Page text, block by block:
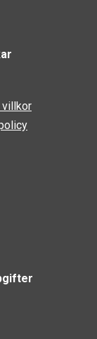
villkor